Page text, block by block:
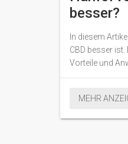
besser?
In diesem
CBD besser ist.
Vorteile und
betrachtet, um
MEHR